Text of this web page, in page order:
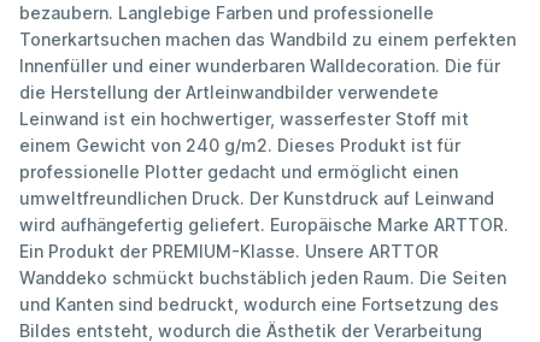
bezaubern. Langlebige Farben und professionelle
Tonerkartsuchen machen das Wandbild zu einem perfekten
Innenfüller und einer wunderbaren Walldecoration. Die für
die Herstellung der Artleinwandbilder verwendete
Leinwand ist ein hochwertiger, wasserfester Stoff mit
einem Gewicht von 240 g/m2. Dieses Produkt ist für
professionelle Plotter gedacht und ermöglicht einen
umweltfreundlichen Druck. Der Kunstdruck auf Leinwand
wird aufhängefertig geliefert. Europäische Marke ARTTOR.
Ein Produkt der PREMIUM-Klasse. Unsere ARTTOR
Wanddeko schmückt buchstäblich jeden Raum. Die Seiten
und Kanten sind bedruckt, wodurch eine Fortsetzung des
Bildes entsteht, wodurch die Ästhetik der Verarbeitung